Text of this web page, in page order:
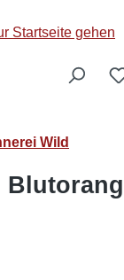
Wild